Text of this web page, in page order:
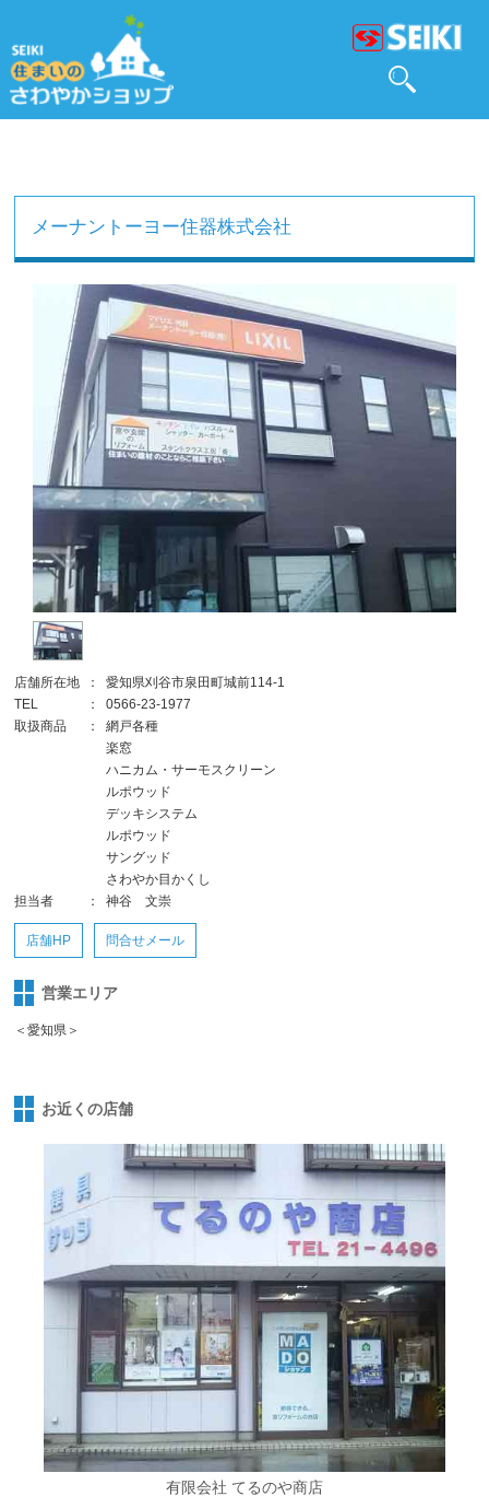
メーナントーヨー住器株式会社
店舗所在地 ：
愛知県刈谷市泉田町城前114-1
TEL
：
0566-23-1977
取扱商品
：
網戸各種
楽窓
ハニカム・サーモスクリーン
ルポウッド
デッキシステム
ルポウッド
サングッド
さわやか目かくし
担当者
： 神谷 文崇
店舗HP 問合せメール
営業エリア
＜愛知県＞
お近くの店舗
有限会社 てるのや商店